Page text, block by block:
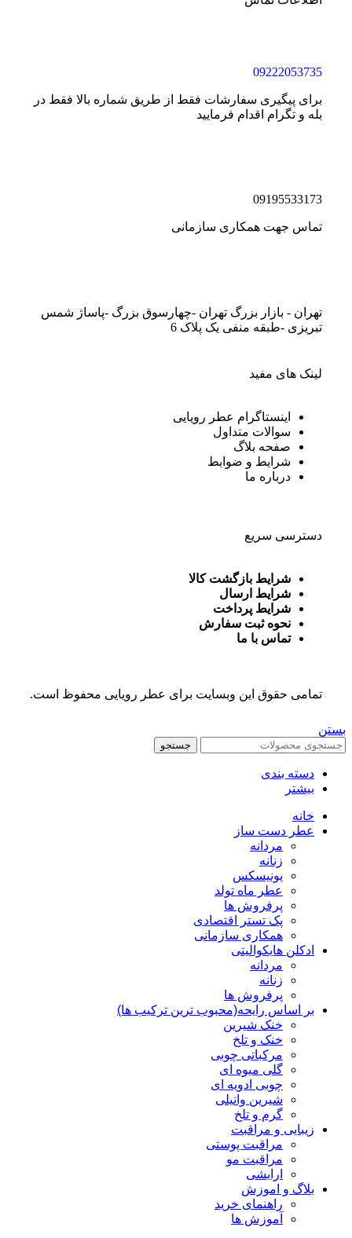
09222053735
برای پیگیری سفارشات فقط از طریق شماره بالا فقط در
بله و تگرام اقدام فرمایید
09195533173
تماس جهت همکاری سازمانی
تهران - بازار بزرگ تهران -چهارسوق بزرگ -پاساژ شمس
تبریزی -طبقه منفی یک پلاک 6
لینک های مفید
اینستاگرام عطر رویایی
سوالات متداول
صفحه بلاگ
شرایط و ضوابط
درباره ما
دسترسی سریع
شرایط بازگشت کالا
شرایط ارسال
شرایط پرداخت
نحوه ثبت سفارش
تماس با ما
تمامی حقوق این وبسایت برای عطر رویایی محفوظ است.
بستن
جستجو
دسته بندی
بیشتر
خانه
عطر دست ساز
مردانه
زنانه
یونیسکس
عطر ماه تولد
پرفروش ها
پک تستر اقتصادی
همکاری سازمانی
ادکلن هایکوالیتی
مردانه
زنانه
پرفروش ها
بر اساس رایحه(محبوب ترین ترکیب ها)
خنک شیرین
خنک و تلخ
مرکباتی چوبی
گلی میوه ای
چوبی ادویه ای
شیرین وانیلی
گرم و تلخ
زیبایی و مراقبت
مراقبت پوستی
مراقبت مو
ارایشی
بلاگ و اموزش
راهنمای خرید
آموزش ها